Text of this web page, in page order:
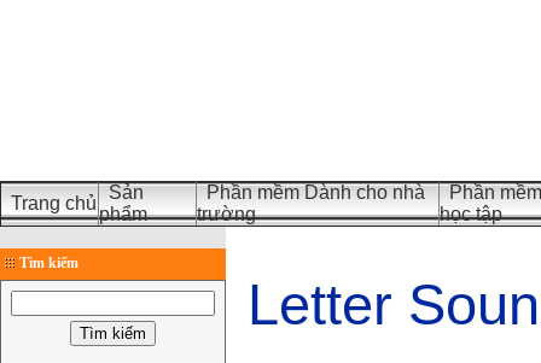
Trang chủ
Sản
phẩm
Phần mềm Dành cho nhà
trường
Phần
học tập
Tìm kiếm
Letter